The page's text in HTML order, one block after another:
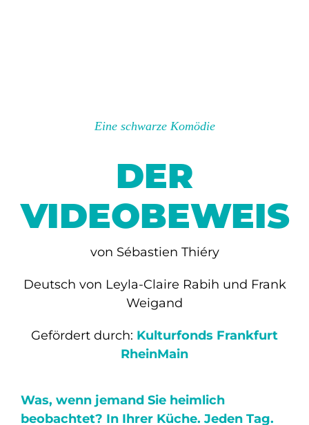
Eine schwarze Komödie
DER
VIDEOBEWEIS
von Sébastien Thiéry
Deutsch von Leyla-Claire Rabih und Frank
Weigand
Gefördert durch: Kulturfonds Frankfurt
RheinMain
Was, wenn jemand Sie heimlich
beobachtet? In Ihrer Küche. Jeden Tag.